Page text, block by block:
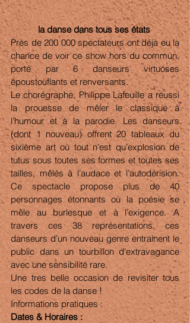
la danse dans tous ses états
Près de 200 000 spectateurs ont déjà eu la
chance de voir ce show hors du commun,
porté par 6 danseurs virtuoses
époustouflants et renversants.
Le chorégraphe, Philippe Lafeuille a réussi
la prouesse de mêler le classique à
l’humour et à la parodie. Les danseurs
(dont 1 nouveau) offrent 20 tableaux du
sixième art où tout n’est qu’explosion de
tutus sous toutes ses formes et toutes ses
tailles, mêlés à l’audace et l’autodérision.
Ce spectacle propose plus de 40
personnages étonnants où la poésie se
mêle au burlesque et à l’exigence. A
travers ces 38 représentations, ces
danseurs d’un nouveau genre entrainent le
public dans un tourbillon d’extravagance
avec une sensibilité rare.
Une tres belle occasion de revisiter tous
les codes de la danse !
Informations pratiques :
Dates & Horaires :